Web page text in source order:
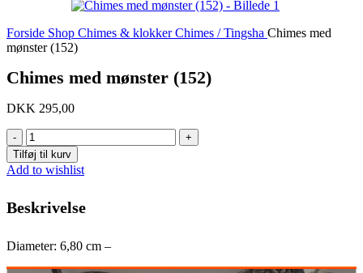
Forside Shop Chimes & klokkerChimes / Tingsha Chimes med
mønster (152)
Chimes med mønster (152)
DKK 295,00
Chimes
med
mønster
(152)
Tilføj til kurv
Add to wishlist
Beskrivelse
Diameter: 6,80 cm –